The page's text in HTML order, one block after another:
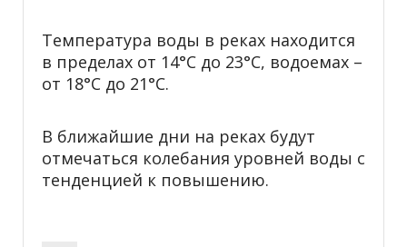
Температура воды в реках находится
в пределах от 14°С до 23°С, водоемах –
от 18°С до 21°С.
В ближайшие дни на реках будут
отмечаться колебания уровней воды с
тенденцией к повышению.